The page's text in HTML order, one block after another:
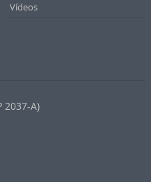
Vídeos
2037-A)